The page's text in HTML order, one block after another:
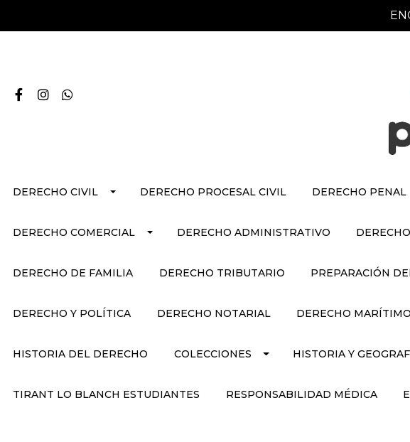
DERECHO CIVIL DERECHO PROCESAL CIVIL DERECHO PENAL
DERECHO COMERCIAL DERECHO ADMINISTRATIVO
DERECHO DE FAMILIA DERECHO TRIBUTARIO PREPARACIÓN
DERECHO Y POLÍTICA DERECHO NOTARIAL DERECHO MARÍTIMO
HISTORIA DEL DERECHO COLECCIONES HISTORIA Y
TIRANT LO BLANCH ESTUDIANTES RESPONSABILIDAD MÉDICA